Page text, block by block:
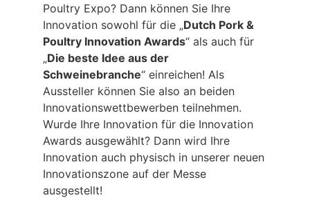
Poultry Expo? Dann können Sie Ihre
Innovation sowohl für die „Dutch Pork &
Poultry Innovation Awards“ als auch für
„Die beste Idee aus der
Schweinebranche“ einreichen! Als
Aussteller können Sie also an beiden
Innovationswettbewerben teilnehmen.
Wurde Ihre Innovation für die Innovation
Awards ausgewählt? Dann wird Ihre
Innovation auch physisch in unserer neuen
Innovationszone auf der Messe
ausgestellt!